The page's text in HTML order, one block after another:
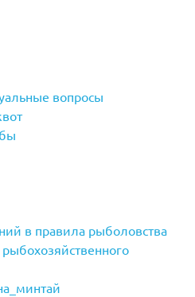
вопросы
в правила рыболовства